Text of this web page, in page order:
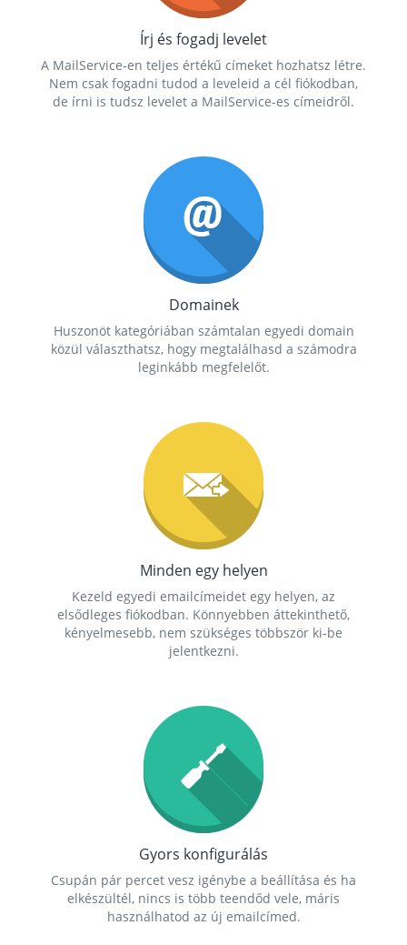
Írj és fogadj levelet
A MailService-en teljes értékű címeket hozhatsz létre.
Nem csak fogadni tudod a leveleid a cél fiókodban,
de írni is tudsz levelet a MailService-es címeidről.
Domainek
Huszonöt kategóriában számtalan egyedi domain
közül választhatsz, hogy megtalálhasd a számodra
leginkább megfelelőt.
Minden egy helyen
Kezeld egyedi emailcímeidet egy helyen, az
elsődleges fiókodban. Könnyebben áttekinthető,
kényelmesebb, nem szükséges többször ki-be
jelentkezni.
Gyors konfigurálás
Csupán pár percet vesz igénybe a beállítása és ha
elkészültél, nincs is több teendőd vele, máris
használhatod az új emailcímed.